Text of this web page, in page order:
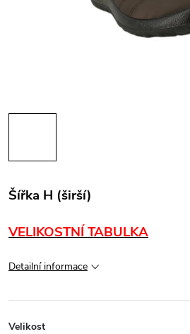
Šířka H (širší)
VELIKOSTNÍ TABULKA
Detailní informace
Velikost